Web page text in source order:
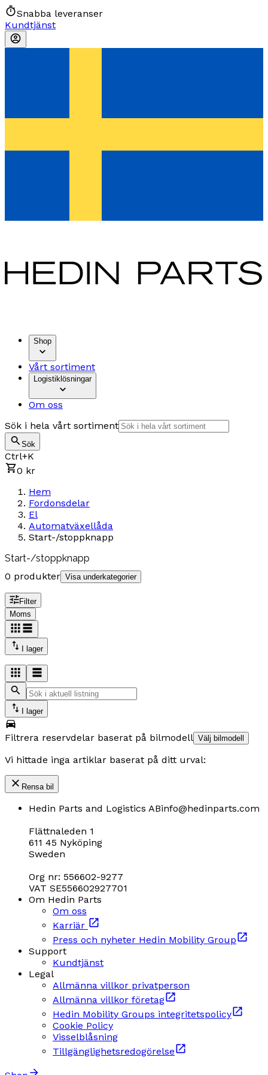
Snabba leveranser
Kundtjänst
Shop
Vårt sortiment
Logistiklösningar
Om oss
Sök i hela vårt sortiment
Sök
Ctrl+K
0 kr
Hem
Fordonsdelar
El
Automatväxellåda
Start-/stoppknapp
Start-/stoppknapp
0 produkter Visa underkategorier
Filter
Moms
I lager
I lager
Filtrera reservdelar baserat på bilmodell Välj bilmodell
Vi hittade inga artiklar baserat på ditt urval:
Rensa bil
Hedin Parts and Logistics ABinfo@hedinparts.com
Flättnaleden 1
611 45 Nyköping
Sweden
Org nr: 556602-9277
VAT SE556602927701
Om Hedin Parts
Om oss
Karriär
Press och nyheter Hedin Mobility Group
Support
Kundtjänst
Legal
Allmänna villkor privatperson
Allmänna villkor företag
Hedin Mobility Groups integritetspolicy
Cookie Policy
Visselblåsning
Tillgänglighetsredogörelse